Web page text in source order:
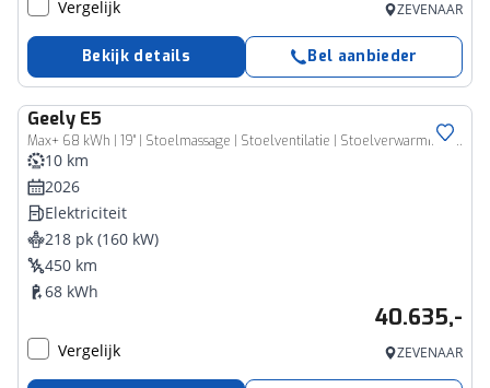
Vergelijk ZEVENAAR
Bekijk details Bel aanbieder
Geely E5
Max+ 68 kWh | 19" | Stoelmassage | Stoelventilatie | Stoelverwarming | 360 Camera | Warmtepomp | Flyme audio | Panoramisch schuifdak | Elektrische bedienbare achterklep | Ivory White |
10 km
2026
Elektriciteit
218 pk (160 kW)
450 km
68 kWh
40.635,-
Vergelijk ZEVENAAR